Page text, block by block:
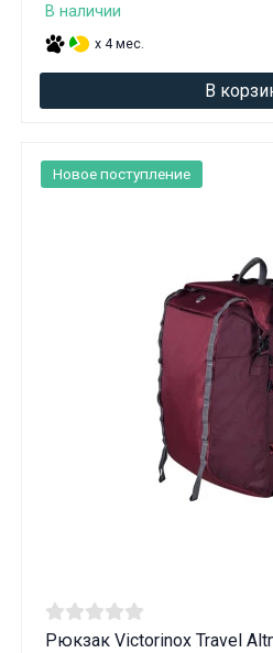
В наличии
x 4 мес.
В
Рюкзак Victorinox Travel
Новое поступление
Данные товары